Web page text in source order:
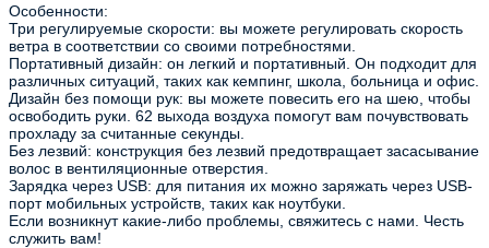
Особенности:
Три регулируемые скорости: вы можете регулировать скорость
ветра в соответствии со своими потребностями.
Портативный дизайн: он легкий и портативный. Он подходит для
различных ситуаций, таких как кемпинг, школа, больница и офис.
Дизайн без помощи рук: вы можете повесить его на шею, чтобы
освободить руки. 62 выхода воздуха помогут вам почувствовать
прохладу за считанные секунды.
Без лезвий: конструкция без лезвий предотвращает засасывание
волос в вентиляционные отверстия.
Зарядка через USB: для питания их можно заряжать через USB-
порт мобильных устройств, таких как ноутбуки.
Если возникнут какие-либо проблемы, свяжитесь с нами. Честь
служить вам!